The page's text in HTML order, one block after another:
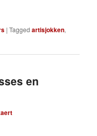
|Tagged artisjokken,
en